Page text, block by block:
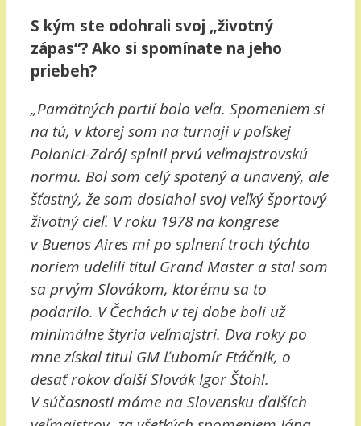
S kým ste odohrali svoj „životný
zápas“? Ako si spomínate na jeho
priebeh?
„Pamätných partií bolo veľa. Spomeniem si
na tú, v ktorej som na turnaji v poľskej
Polanici-Zdrój splnil prvú veľmajstrovskú
normu. Bol som celý spotený a unavený, ale
šťastný, že som dosiahol svoj veľký športový
životný cieľ. V roku 1978 na kongrese
v Buenos Aires mi po splnení troch týchto
noriem udelili titul Grand Master a stal som
sa prvým Slovákom, ktorému sa to
podarilo. V Čechách v tej dobe boli už
minimálne štyria veľmajstri. Dva roky po
mne získal titul GM Ľubomír Ftáčnik, o
desať rokov ďalší Slovák Igor Štohl.
V súčasnosti máme na Slovensku ďalších